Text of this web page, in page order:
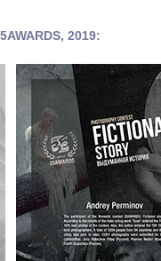
2019: